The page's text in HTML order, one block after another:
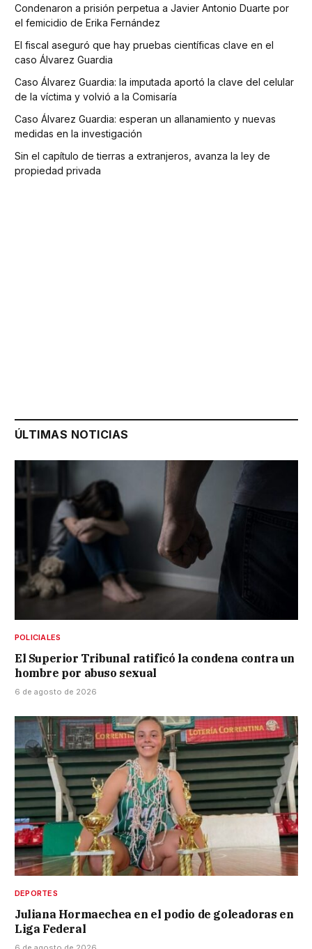
Condenaron a prisión perpetua a Javier Antonio Duarte por
el femicidio de Erika Fernández
El fiscal aseguró que hay pruebas científicas clave en el
caso Álvarez Guardia
Caso Álvarez Guardia: la imputada aportó la clave del celular
de la víctima y volvió a la Comisaría
Caso Álvarez Guardia: esperan un allanamiento y nuevas
medidas en la investigación
Sin el capítulo de tierras a extranjeros, avanza la ley de
propiedad privada
ÚLTIMAS NOTICIAS
POLICIALES
El Superior Tribunal ratificó la condena contra un
hombre por abuso sexual
6 de agosto de 2026
DEPORTES
Juliana Hormaechea en el podio de goleadoras en
Liga Federal